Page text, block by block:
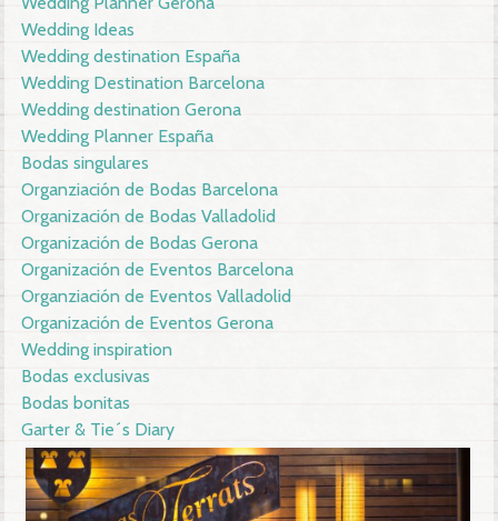
Wedding Ideas
Wedding destination España
Wedding Destination Barcelona
Wedding destination Gerona
Wedding Planner España
Bodas singulares
Organziación de Bodas Barcelona
Organización de Bodas Valladolid
Organización de Bodas Gerona
Organización de Eventos Barcelona
Organziación de Eventos Valladolid
Organización de Eventos Gerona
Wedding inspiration
Bodas exclusivas
Bodas bonitas
Garter & Tie´s Diary